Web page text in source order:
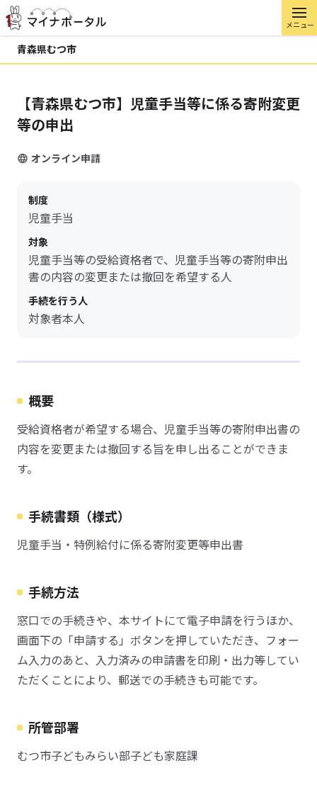
メニュー
青森県むつ市
【青森県むつ市】児童手当等に係る寄附変更
等の申出
オンライン申請
制度
児童手当
対象
児童手当等の受給資格者で、児童手当等の寄附申出
書の内容の変更または撤回を希望する人
手続を行う人
対象者本人
概要
受給資格者が希望する場合、児童手当等の寄附申出書の
内容を変更または撤回する旨を申し出ることができま
す。
手続書類（様式）
児童手当・特例給付に係る寄附変更等申出書
手続方法
窓口での手続きや、本サイトにて電子申請を行うほか、
画面下の「申請する」ボタンを押していただき、フォー
ム入力のあと、入力済みの申請書を印刷・出力等してい
ただくことにより、郵送での手続きも可能です。
所管部署
むつ市子どもみらい部子ども家庭課